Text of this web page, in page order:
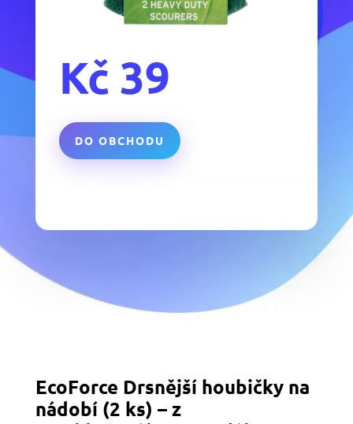
Kč 39
DO OBCHODU
EcoForce Drsnější houbičky na
nádobí (2 ks) – z